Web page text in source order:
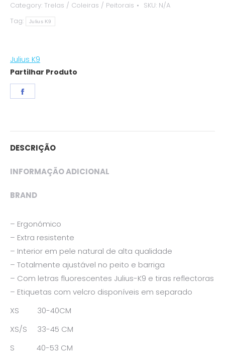
Camuflado
quantity
Category: Trelas / Coleiras / Peitorais SKU: N/A
Tag:
Julius K9
Julius K9
Partilhar Produto
DESCRIÇÃO
INFORMAÇÃO ADICIONAL
BRAND
– Ergonómico
– Extra resistente
– Interior em pele natural de alta qualidade
– Totalmente ajustável no peito e barriga
– Com letras fluorescentes Julius-K9 e tiras reflectoras
– Etiquetas com velcro disponíveis em separado
XS 30-40CM
XS/S 33-45 CM
S 40-53 CM